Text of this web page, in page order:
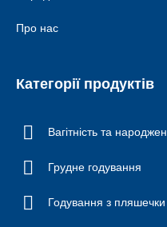
Про нас
Категорії продуктів
Вагітність та
Грудне годування
Годування з пляшечки